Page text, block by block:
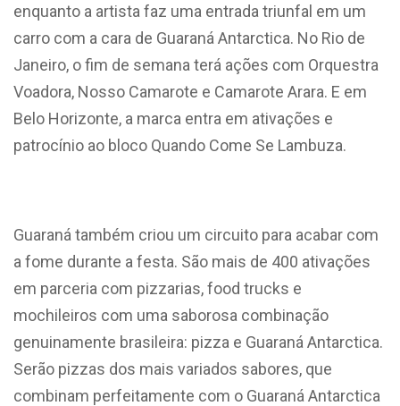
enquanto a artista faz uma entrada triunfal em um
carro com a cara de Guaraná Antarctica. No Rio de
Janeiro, o fim de semana terá ações com Orquestra
Voadora, Nosso Camarote e Camarote Arara. E em
Belo Horizonte, a marca entra em ativações e
patrocínio ao bloco Quando Come Se Lambuza.
Guaraná também criou um circuito para acabar com
a fome durante a festa. São mais de 400 ativações
em parceria com pizzarias, food trucks e
mochileiros com uma saborosa combinação
genuinamente brasileira: pizza e Guaraná Antarctica.
Serão pizzas dos mais variados sabores, que
combinam perfeitamente com o Guaraná Antarctica